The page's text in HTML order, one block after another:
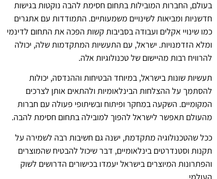
בעולם, החברות המובילות בתחום חסימת להבה נוקטות בגישות
חדשניות ומביאות לשינויים משמעותיים. התמודדות עם אתגרים
כמו שינויי אקלים ועבודה בסביבות קשות הפכה את התחום לדינמי
ומלא הזדמנויות. ישראל, עם התעשיות המתקדמות שלה, יכולה
להרוויח רבות מהיישום של טכנולוגיות אלה.
תעשיות שונות בישראל, במיוחד הבטיחות וההנדסה, יכולות
להסתמך על ההצלחות הבינלאומיות ולהתאים אותן לצרכים
המקומיים. השקעה במחקר ופיתוח ובשיתופי פעולה עם חברות
מהעולם תאפשר לישראל להפוך למובילה בתחום חסימת להבה.
ככל שהטכנולוגיה מתקדמת, ישנה גם חשיבות רבה לשמירה על
תקנות וסטנדרטים בינלאומיים, דבר שיכול להבטיח שהמוצרים
והפתרונות המיוצרים בישראל יעמדו בכישורים הדרושים לשוק
העולמי.